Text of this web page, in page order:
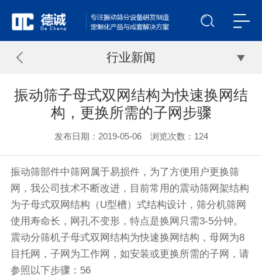
行业新闻
振动筛子母式双网结构为快速换网结
构，更换所需的子网步骤
发布日期：2019-05-06 浏览次数： 124
振动筛部件中筛网属于易损件，为了方便用户更换筛
网，我公司技术不断改进，目前常用的震动筛网架结构
为子母式双网结构（U型槽）式结构设计， 筛分机筛网
使用寿命长，网孔不变形，特点是换网只需3-5分钟。
震动分筛机子母式双网结构为快速换网结构，母网为8
目托网，子网为工作网，如安装或更换所需的子网，请
参照以下步骤：56